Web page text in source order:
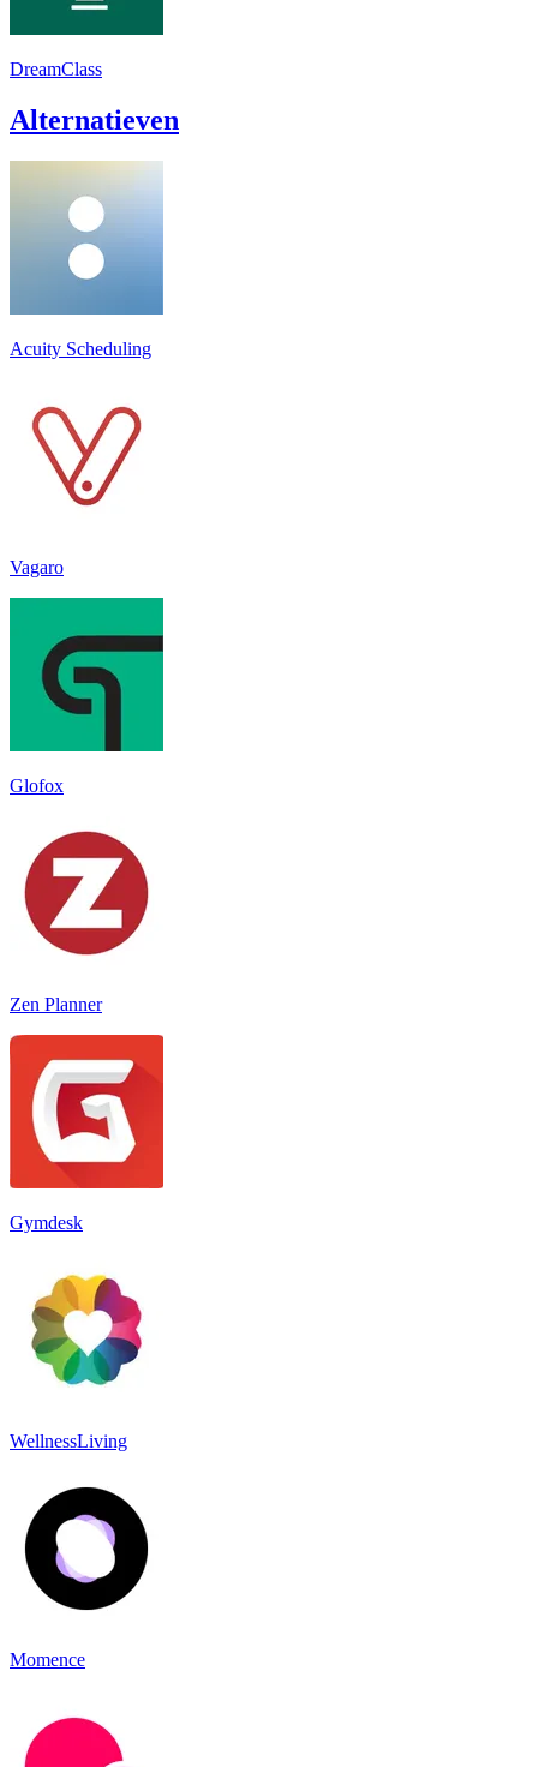
DreamClass
Alternatieven
Acuity Scheduling
Vagaro
Glofox
Zen Planner
Gymdesk
WellnessLiving
Momence